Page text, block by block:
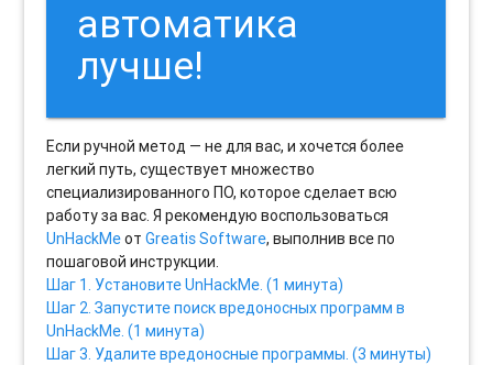
автоматика
лучше!
Если ручной метод — не для вас, и хочется более
легкий путь, существует множество
специализированного ПО, которое сделает всю
работу за вас. Я рекомендую воспользоваться
UnHackMeотGreatis Software, выполнив все по
пошаговой инструкции.
Шаг 1. Установите UnHackMe. (1 минута)
Шаг 2. Запустите поиск вредоносных программ в
UnHackMe. (1 минута)
Шаг 3. Удалите вредоносные программы. (3 минуты)